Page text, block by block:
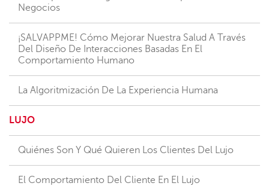
Negocios
¡SALVAPPME! Cómo Mejorar Nuestra Salud A Través
Del Diseño De Interacciones Basadas En El
Comportamiento Humano
La Algoritmización De La Experiencia Humana
LUJO
Quiénes Son Y Qué Quieren Los Clientes Del Lujo
El Comportamiento Del Cliente En El Lujo